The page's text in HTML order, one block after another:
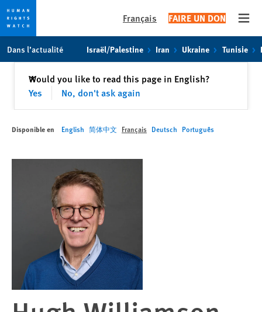
toto
content
Français FAIRE UN DON
Dans l’actualité Israël/Palestine Iran Ukraine Tunisie
Would you like to read this page in English?
Yes
No, don't ask again
✕Fermer
Disponible en English 简体中文 Français Deutsch Português